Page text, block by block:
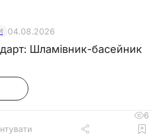
04.08.2026
Шламівник-басейник
6